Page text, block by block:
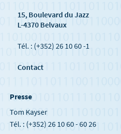
15, Boulevard du Jazz
L-4370 Belvaux
Tél. : (+352) 26 10 60 -1
Contact
Presse
Tom Kayser
Tél. : (+352) 26 10 60 - 60 26